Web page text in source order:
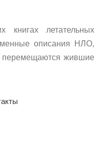
книгах летательных
описания НЛО,
жившие